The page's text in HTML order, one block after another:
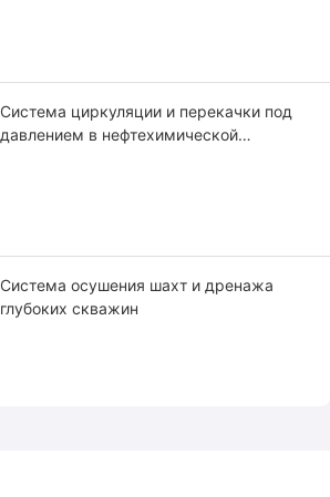
Система циркуляции и перекачки под
давлением в нефтехимической
Система осушения шахт и дренажа
глубоких скважин